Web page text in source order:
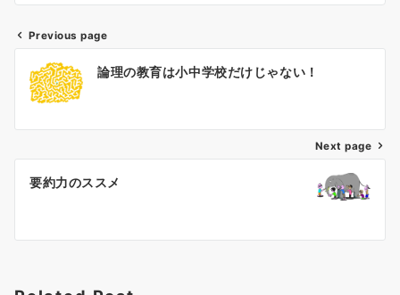
ビ
ン
Previous page
論理の教育は小中学校だけじゃない！
Next page
要約力のススメ